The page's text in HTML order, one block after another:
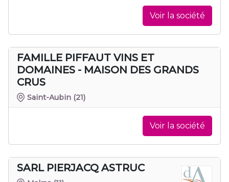
Voir la société
FAMILLE PIFFAUT VINS ET
DOMAINES - MAISON DES GRANDS
CRUS
Saint-Aubin (21)
Voir la société
SARL PIERJACQ ASTRUC